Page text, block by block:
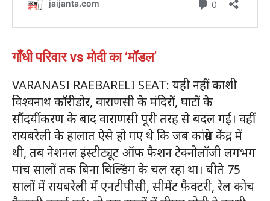
गाँधी परिवार vs मोदी का ‘मॉडल’
VARANASI RAEBARELI SEAT: यही नहीं काशी
विश्वनाथ कॉरीडोर, वाराणसी के मंदिरों, घाटों के
सौंदर्यीकरण के बाद वाराणसी पूरी तरह से बदल गई। वहीं
रायबरेली के हालात ऐसे हो गए थे कि जब कांग्रेस केंद्र में
थी, तब नेशनल इंस्टीट्यूट ऑफ फैशन टेक्नोलॉजी लगभग
पांच सालों तक बिना बिल्डिंग के चल रहा था। बीते 75
सालों में रायबरेली में एनटीपीसी, सीमेंट फ़ैक्टरी, रेल कोच